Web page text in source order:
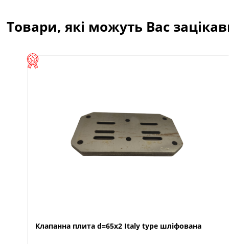
Товари, які можуть Вас
Клапанна плита d=65x2 Italy type шліфована